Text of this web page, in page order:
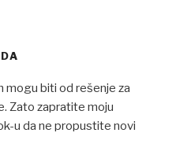
mogu biti od rešenje za
Zato zapratite moju
u da ne propustite novi